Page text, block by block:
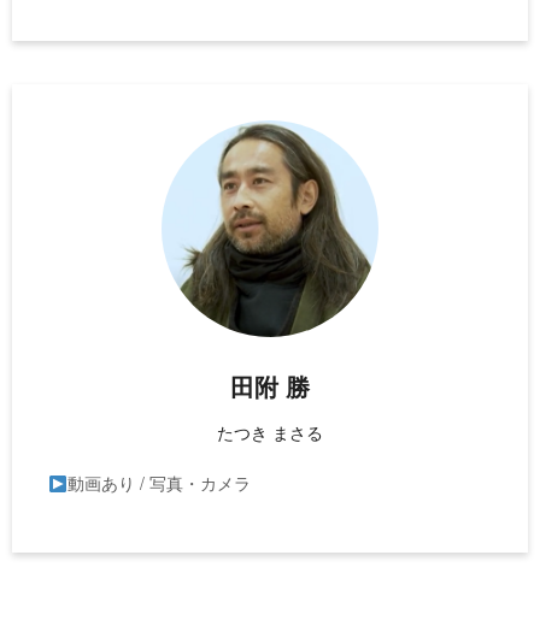
田附 勝
たつき まさる
動画あり / 写真・カメラ